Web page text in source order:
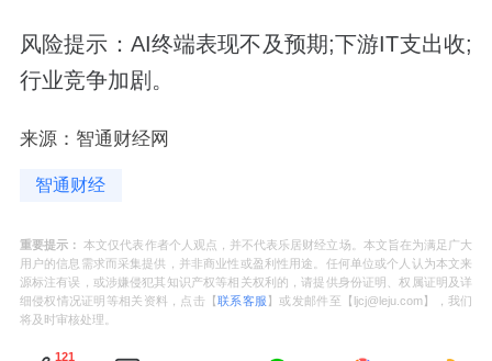
风险提示：AI终端表现不及预期;下游IT支出收;
行业竞争加剧。
来源：智通财经网
智通财经
重要提示： 本文仅代表作者个人观点，并不代表乐居财经立场。本文旨在为满足广大
用户的信息需求而采集提供，并非商业性或盈利性用途。任何单位或个人认为本文来
源标注有误，或涉嫌侵犯其知识产权等相关权利的，请提供身份证明、权属证明及详
细侵权情况证明等相关资料，点击【联系客服 】或发邮件至【ljcj@leju.com】，我们
将及时审核处理。
121